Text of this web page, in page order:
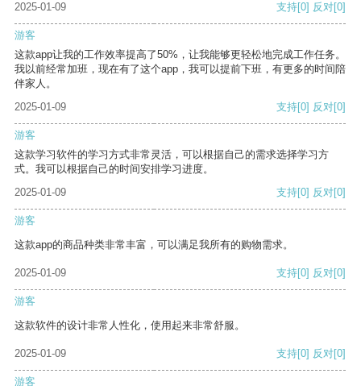
2025-01-09
支持[0] 反对[0]
游客
这款app让我的工作效率提高了50%，让我能够更轻松地完成工作任务。
我以前经常加班，现在有了这个app，我可以提前下班，有更多的时间陪
伴家人。
2025-01-09
支持[0] 反对[0]
游客
这款学习软件的学习方式非常灵活，可以根据自己的需求选择学习方
式。我可以根据自己的时间安排学习进度。
2025-01-09
支持[0] 反对[0]
游客
这款app的商品种类非常丰富，可以满足我所有的购物需求。
2025-01-09 支持[0] 反对[0]
游客
这款软件的设计非常人性化，使用起来非常舒服。
2025-01-09 支持[0] 反对[0]
游客